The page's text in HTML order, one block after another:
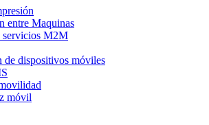
entre Maquinas
servicios M2M
de dispositivos móviles
móvil